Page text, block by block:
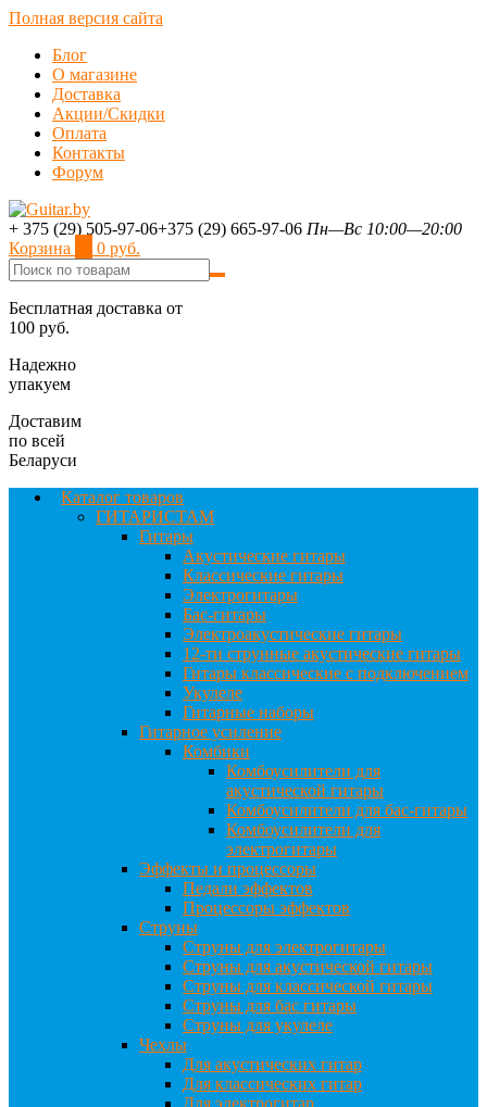
Полная версия сайта
Блог
О магазине
Доставка
Акции/Скидки
Оплата
Контакты
Форум
+ 375 (29) 505-97-06+375 (29) 665-97-06 Пн—Вс 10:00—20:00
Корзина
0 руб.
Бесплатная доставка от
100 руб.
Надежно
упакуем
Доставим
по всей
Беларуси
Каталог товаров
ГИТАРИСТАМ
Гитары
Акустические гитары
Классические гитары
Электрогитары
Бас-гитары
Электроакустические гитары
12-ти струнные акустические гитары
Гитары классические с подключением
Укулеле
Гитарные наборы
Гитарное усиление
Комбики
Комбоусилители для
акустической гитары
Комбоусилители для бас-гитары
Комбоусилители для
электрогитары
Эффекты и процессоры
Педали эффектов
Процессоры эффектов
Струны
Струны для электрогитары
Струны для акустической гитары
Струны для классической гитары
Струны для бас гитары
Струны для укулеле
Чехлы
Для акустических гитар
Для классических гитар
Для электрогитар